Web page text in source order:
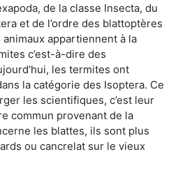
de la classe Insecta, du
et de l’ordre des blattoptères
appartiennent à la
c’est-à-dire des
les termites ont
la catégorie des Isoptera. Ce
les scientifiques, c’est leur
commun provenant de la
les blattes, ils sont plus
ou cancrelat sur le vieux